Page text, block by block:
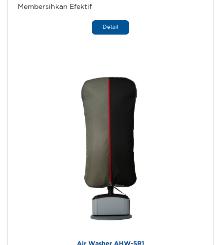
Membersihkan Efektif
Detail
Air Washer AHW-SR1